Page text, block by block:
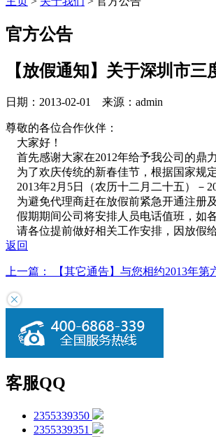
官方公告
【放假通知】关于深圳市
日期：2013-02-01 来源：admin
尊敬的各位合作伙伴：
大家好！
首先感谢大家在2012年给予我公司的鼎
为了欢庆传统的新春佳节，根据国家规
2013年2月5日（农历十二月二十五）－
为避免代理商赶在放假前紧急开通注册
假期期间公司将安排人员电话值班，如
请各位提前做好相关工作安排，因放假
返回
上一篇： 【其它通告】与您相约2013年第
客服QQ
2355339350
2355339351